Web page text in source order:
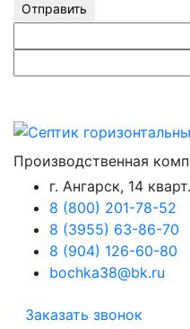
Отправить
Производственная
г. Ангарск, 14
8 (800) 201-78-52
8 (3955) 63-86-70
8 (904) 126-60-80
bochka38@bk.ru
Заказать звонок